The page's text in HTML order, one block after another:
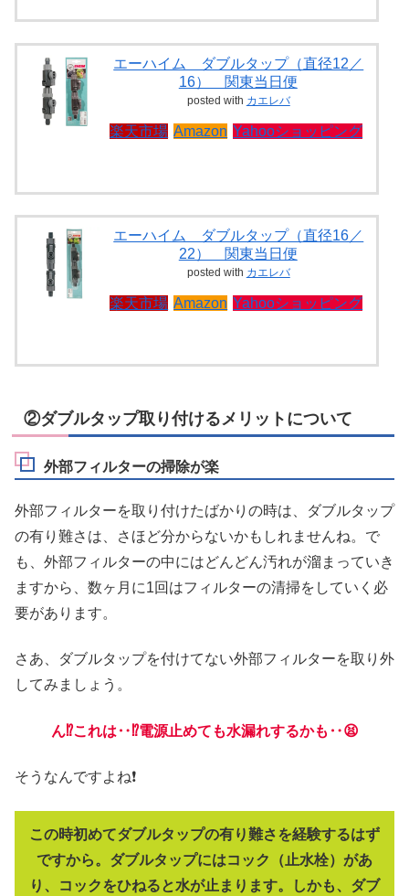
エーハイム ダブルタップ（直径12／
16） 関東当日便
posted with カエレバ
楽天市場 Amazon Yahooショッピング
エーハイム ダブルタップ（直径16／
22） 関東当日便
posted with カエレバ
楽天市場 Amazon Yahooショッピング
②ダブルタップ取り付けるメリットについて
外部フィルターの掃除が楽
外部フィルターを取り付けたばかりの時は、ダブルタップ
の有り難さは、さほど分からないかもしれませんね。で
も、外部フィルターの中にはどんどん汚れが溜まっていき
ますから、数ヶ月に1回はフィルターの清掃をしていく必
要があります。
さあ、ダブルタップを付けてない外部フィルターを取り外
してみましょう。
ん⁉️これは‥⁉️電源止めても水漏れするかも‥😫
そうなんですよね❗
この時初めてダブルタップの有り難さを経験するはず
ですから。ダブルタップにはコック（止水栓）があ
り、コックをひねると水が止まります。しかも、ダブ